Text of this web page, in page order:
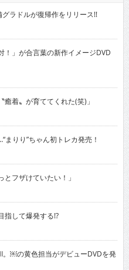
ラドルが復帰作をリリース!!
」が合言葉の新作イメージDVD
着〟が育ててくれた(笑)」
りり”ちゃん初トレカ発売！
フザけていたい！」
して爆発する!?
￼の黄色担当がデビューDVDを発